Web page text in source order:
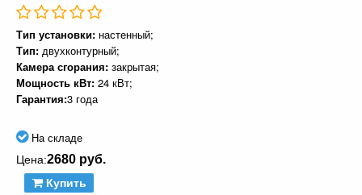
Тип установки: настенный;
Тип: двухконтурный;
Камера сгорания: закрытая;
Мощность кВт: 24 кВт;
Гарантия:3 года
На складе
Цена:2680 руб.
Купить